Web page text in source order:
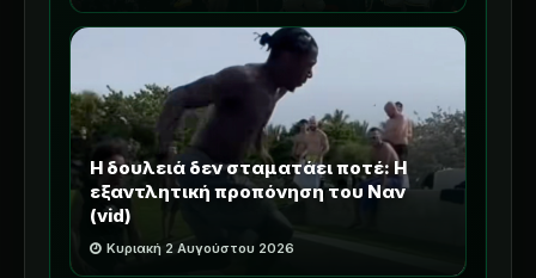
Η δουλειά δεν σταματάει ποτέ: Η
εξαντλητική προπόνηση του Ναν
(vid)
Κυριακή 2 Αυγούστου 2026